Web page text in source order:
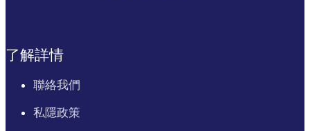
了解詳情
聯絡我們
私隱政策